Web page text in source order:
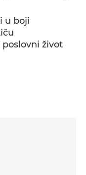
u boji
život